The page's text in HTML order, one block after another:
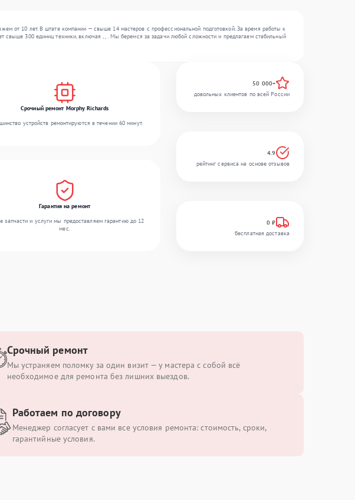
от 10 лет. В штате компании — свыше 14 мастеров с профессиональной подготовкой. За время работы к
300 единиц техники, включая , , . Мы беремся за задачи любой сложности и предлагаем стабильный
Срочный ремонт Morphy Richards
устройств ремонтируются в течении 60 минут.
Гарантия на ремонт
запчасти и услуги мы предоставляем гарантию до 12
мес.
50 000+
довольных клиентов по всей России
4.9
рейтинг сервиса на основе отзывов
0 ₽
бесплатная доставка
Срочный ремонт
Мы устраняем поломку за один визит — у мастера с собой всё
необходимое для ремонта без лишних выездов.
Работаем по договору
Менеджер согласует с вами все условия ремонта: стоимость, сроки,
гарантийные условия.